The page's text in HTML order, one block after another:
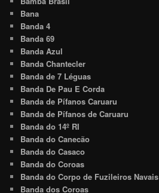
Bana
Banda 4
Banda 69
Banda Azul
Banda Chantecler
Banda de 7 Léguas
Banda De Pau E Corda
Banda de Pífanos Caruaru
Banda de Pífanos de Caruaru
Banda do 14º RI
Banda do Canecão
Banda do Casaco
Banda do Coroas
Banda do Corpo de Fuzileiros Navais
Banda dos Coroas